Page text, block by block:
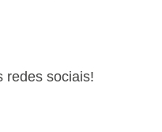
redes sociais!